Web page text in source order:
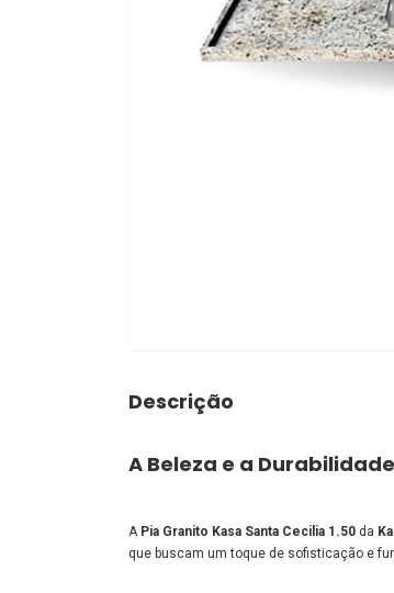
Descrição
A Beleza e a
A Pia Granito Kasa Santa Cecilia 1.50 da
que buscam um toque de sofisticação e